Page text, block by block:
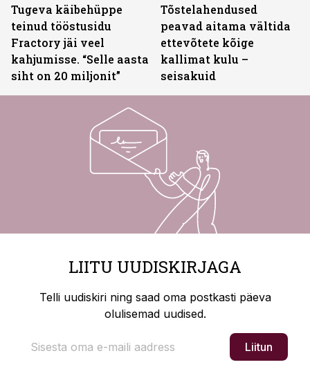
Tugeva käibehüppe
teinud tööstusidu
Fractory jäi veel
kahjumisse. “Selle aasta
siht on 20 miljonit”
Tõstelahendused
peavad aitama vältida
ettevõtete kõige
kallimat kulu –
seisakuid
LIITU UUDISKIRJAGA
Telli uudiskiri ning saad oma postkasti päeva
olulisemad uudised.
Liitun